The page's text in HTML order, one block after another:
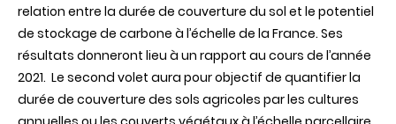
relation entre la durée de couverture du sol et le potentiel
de stockage de carbone à l’échelle de la France. Ses
résultats donneront lieu à un rapport au cours de l’année
2021. Le second volet aura pour objectif de quantifier la
durée de couverture des sols agricoles par les cultures